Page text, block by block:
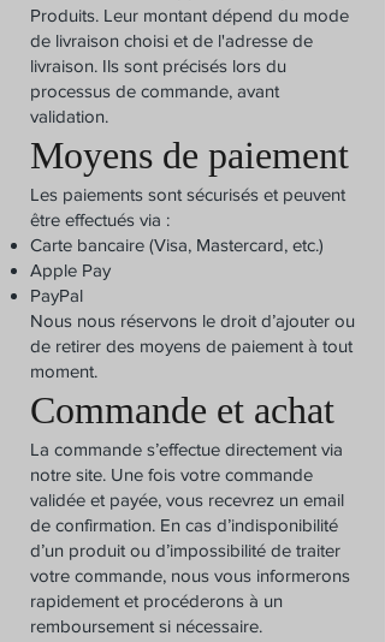
Produits. Leur montant dépend du mode
de livraison choisi et de l'adresse de
livraison. Ils sont précisés lors du
processus de commande, avant
validation.
Moyens de paiement
Les paiements sont sécurisés et peuvent
être effectués via :
Carte bancaire (Visa, Mastercard, etc.)
Apple Pay
PayPal
Nous nous réservons le droit d’ajouter ou
de retirer des moyens de paiement à tout
moment.
Commande et achat
La commande s’effectue directement via
notre site. Une fois votre commande
validée et payée, vous recevrez un email
de confirmation. En cas d’indisponibilité
d’un produit ou d’impossibilité de traiter
votre commande, nous vous informerons
rapidement et procéderons à un
remboursement si nécessaire.